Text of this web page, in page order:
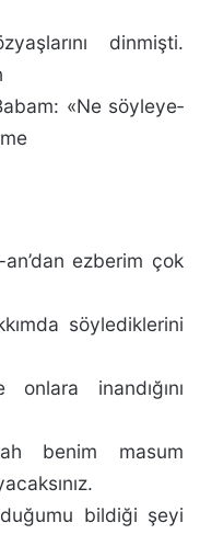
dinmişti.
«Ne söyleye­
ezberim çok
söylediklerini
inandığını
benim masum
bildiği şeyi